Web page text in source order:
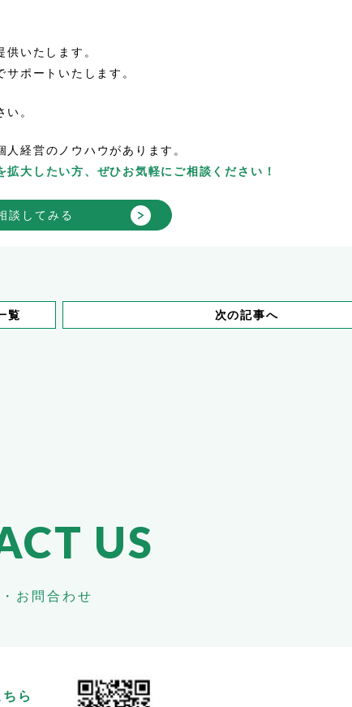
いたします。
ポートいたします。
。
経営のノウハウがあります。
大したい方、ぜひお気軽にご相談ください！
談してみる
覧 次の記事へ
US
お問合わせ
ら